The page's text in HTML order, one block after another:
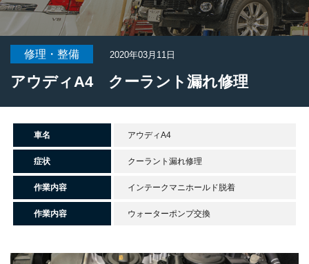
修理・整備 2020年03月11日
アウディA4 クーラント漏れ修理
車名 アウディA4
症状 クーラント漏れ修理
作業内容 インテークマニホールド脱着
作業内容 ウォーターポンプ交換